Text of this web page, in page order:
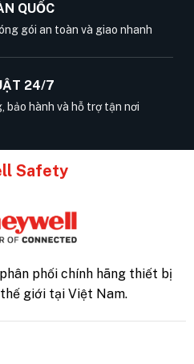
QUỐC
gói an toàn và giao nhanh
24/7
bảo hành và hỗ trợ tận nơi
Safety
phối chính hãng thiết bị
giới tại Việt Nam.